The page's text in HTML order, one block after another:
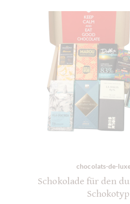
chocolats-de-
Schokolade für den
Schokotyp